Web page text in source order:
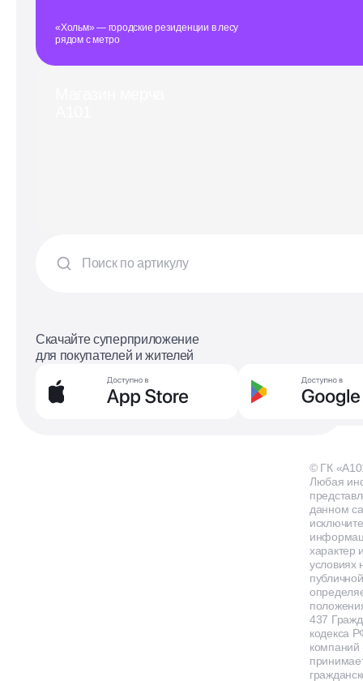
«Хольм» — городские резиденции в лесу
рядом с метро
Скачайте суперприложение
для покупателей и жителей
© ГК
Любая
данном
характер
условиях
437
кодекса